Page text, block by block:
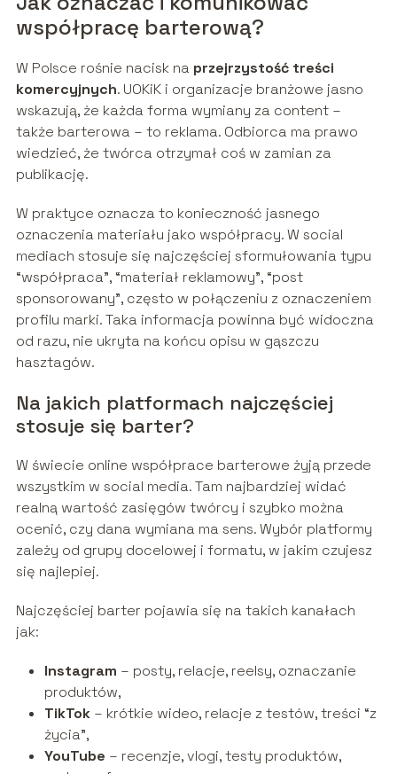
współpracę barterową?
W Polsce rośnie nacisk na przejrzystość treści
komercyjnych. UOKiK i organizacje branżowe jasno
wskazują, że każda forma wymiany za content –
także barterowa – to reklama. Odbiorca ma prawo
wiedzieć, że twórca otrzymał coś w zamian za
publikację.
W praktyce oznacza to konieczność jasnego
oznaczenia materiału jako współpracy. W social
mediach stosuje się najczęściej sformułowania typu
“współpraca”, “materiał reklamowy”, “post
sponsorowany”, często w połączeniu z oznaczeniem
profilu marki. Taka informacja powinna być widoczna
od razu, nie ukryta na końcu opisu w gąszczu
hasztagów.
Na jakich platformach najczęściej
stosuje się barter?
W świecie online współprace barterowe żyją przede
wszystkim w social media. Tam najbardziej widać
realną wartość zasięgów twórcy i szybko można
ocenić, czy dana wymiana ma sens. Wybór platformy
zależy od grupy docelowej i formatu, w jakim czujesz
się najlepiej.
Najczęściej barter pojawia się na takich kanałach
jak:
Instagram – posty, relacje, reelsy, oznaczanie
produktów,
TikTok– krótkie wideo, relacje z testów, treści “z
życia”,
YouTube – recenzje, vlogi, testy produktów,